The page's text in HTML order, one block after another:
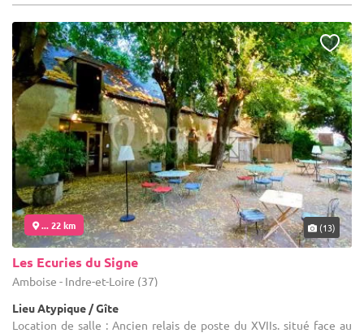
... 22 km (13)
Les Ecuries du Signe
Amboise - Indre-et-Loire (37)
Lieu Atypique / Gîte
Location de salle : Ancien relais de poste du XVIIs. situé face au